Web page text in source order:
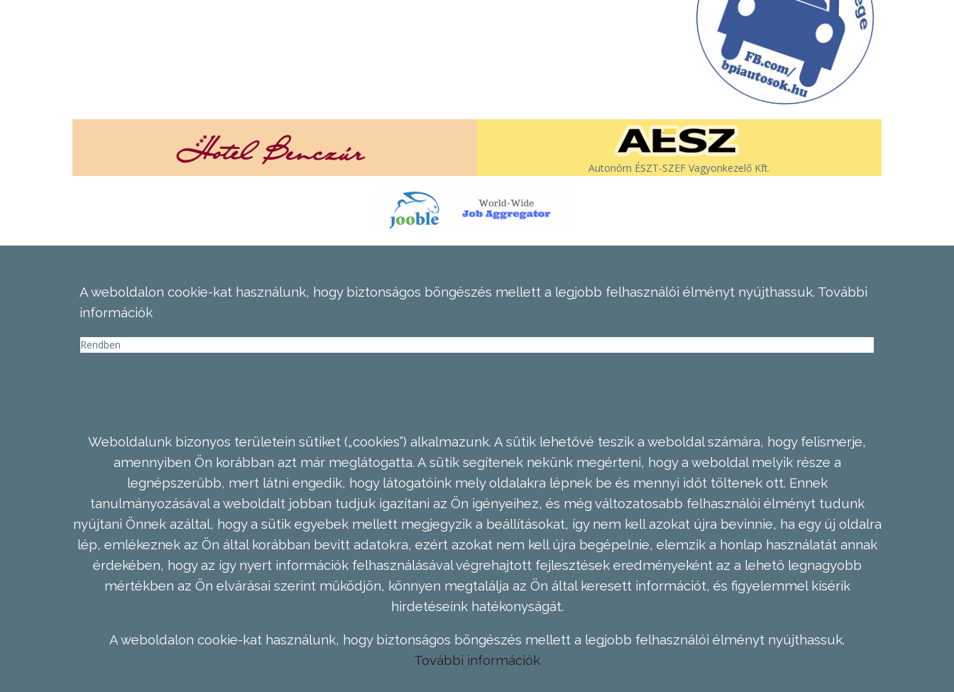
Autonóm ÉSZT-SZEF Vagyonkezelő Kft.
A weboldalon cookie-kat használunk, hogy biztonságos böngészés mellett a legjobb felhasználói élményt nyújthassuk. További
információk
Rendben
Weboldalunk bizonyos területein sütiket („cookies”) alkalmazunk. A sütik lehetővé teszik a weboldal számára, hogy felismerje,
amennyiben Ön korábban azt már meglátogatta. A sütik segítenek nekünk megérteni, hogy a weboldal melyik része a
legnépszerűbb, mert látni engedik, hogy látogatóink mely oldalakra lépnek be és mennyi időt töltenek ott. Ennek
tanulmányozásával a weboldalt jobban tudjuk igazítani az Ön igényeihez, és még változatosabb felhasználói élményt tudunk
nyújtani Önnek azáltal, hogy a sütik egyebek mellett megjegyzik a beállításokat, így nem kell azokat újra bevinnie, ha egy új oldalra
lép, emlékeznek az Ön által korábban bevitt adatokra, ezért azokat nem kell újra begépelnie, elemzik a honlap használatát annak
érdekében, hogy az így nyert információk felhasználásával végrehajtott fejlesztések eredményeként az a lehető legnagyobb
mértékben az Ön elvárásai szerint működjön, könnyen megtalálja az Ön által keresett információt, és figyelemmel kísérik
hirdetéseink hatékonyságát.
A weboldalon cookie-kat használunk, hogy biztonságos böngészés mellett a legjobb felhasználói élményt nyújthassuk.
További információk